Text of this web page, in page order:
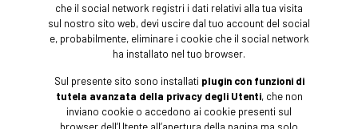
che il social network registri i dati relativi alla tua visita
sul nostro sito web, devi uscire dal tuo account del social
e, probabilmente, eliminare i cookie che il social network
ha installato nel tuo browser.
Sul presente sito sono installati plugin con funzioni di
tutela avanzata della privacy degli Utenti, che non
inviano cookie o accedono ai cookie presenti sul